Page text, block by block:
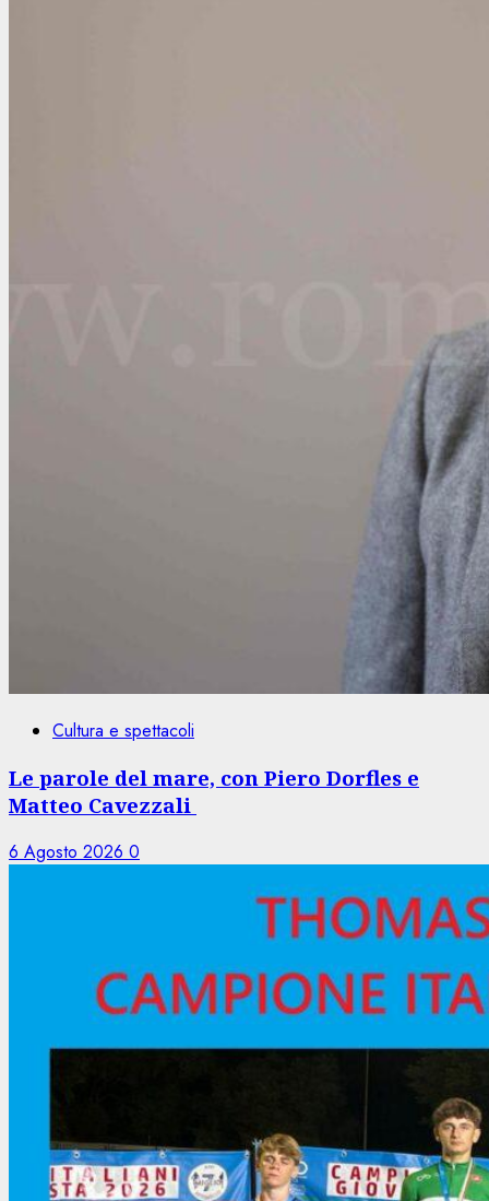
Cultura e spettacoli
Le parole del mare, con Piero Dorfles e
Matteo Cavezzali
6 Agosto 2026 0